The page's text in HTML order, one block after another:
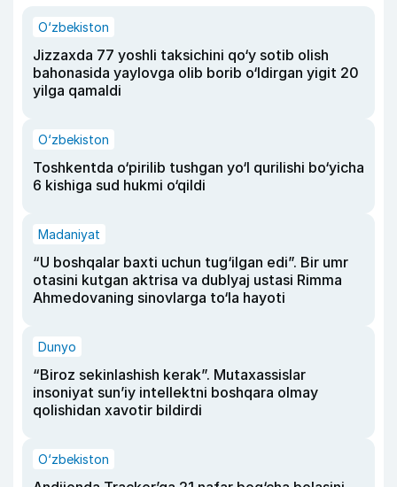
O‘zbekiston
Jizzaxda 77 yoshli taksichini qo‘y sotib olish
bahonasida yaylovga olib borib o‘ldirgan yigit 20
yilga qamaldi
O‘zbekiston
Toshkentda o‘pirilib tushgan yo‘l qurilishi bo‘yicha
6 kishiga sud hukmi o‘qildi
Madaniyat
“U boshqalar baxti uchun tug‘ilgan edi”. Bir umr
otasini kutgan aktrisa va dublyaj ustasi Rimma
Ahmedovaning sinovlarga to‘la hayoti
Dunyo
“Biroz sekinlashish kerak”. Mutaxassislar
insoniyat sun’iy intellektni boshqara olmay
qolishidan xavotir bildirdi
O‘zbekiston